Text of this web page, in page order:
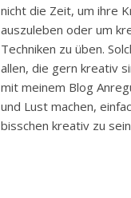
nicht die Zeit, um ihre
auszuleben oder um
Techniken zu üben.
allen, die gern kreativ
mit meinem Blog
und Lust machen,
bisschen kreativ zu